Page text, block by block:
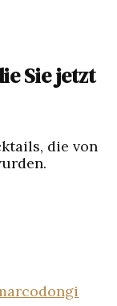
Sie jetzt
die von